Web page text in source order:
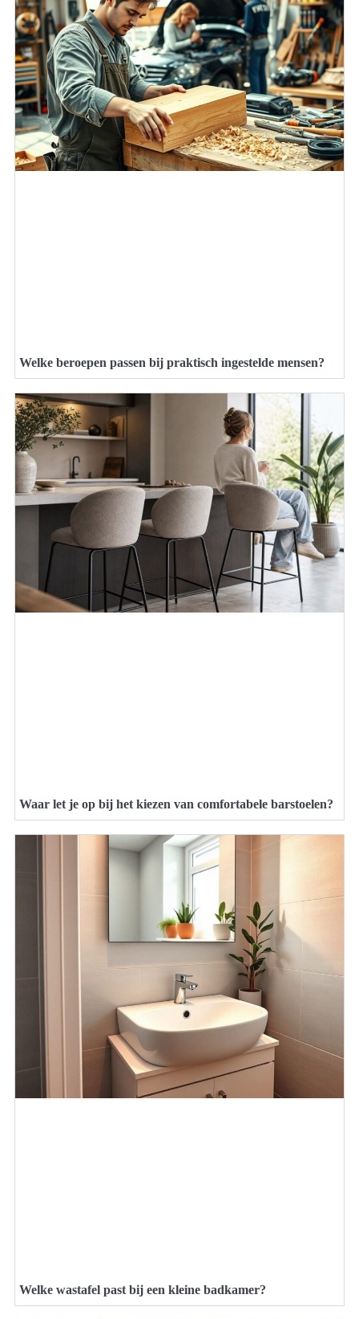
Welke beroepen passen bij praktisch ingestelde mensen?
Waar let je op bij het kiezen van comfortabele barstoelen?
Welke wastafel past bij een kleine badkamer?